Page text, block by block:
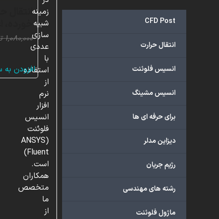
انتقال
۱,۰۸۰,۰۰۰
افزودن
CFD Post
انتقال حرارت
انسیس فلوئنت
انسیس مشینگ
برای حرفه ای ها
دیزاین مدلر
رژیم جریان
رشته های مهندسی
ماژول فلوئنت
زمینه
شبیه
سازی
عددی
با
استفاده
از
نرم
افزار
انسیس
فلوئنت
(ANSYS
Fluent)
است.
همکاران
متخصص
ما
از